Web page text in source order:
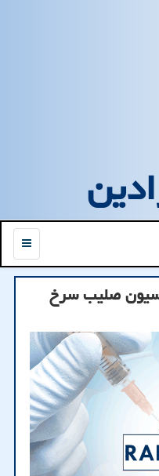
منو
صلیب سرخ